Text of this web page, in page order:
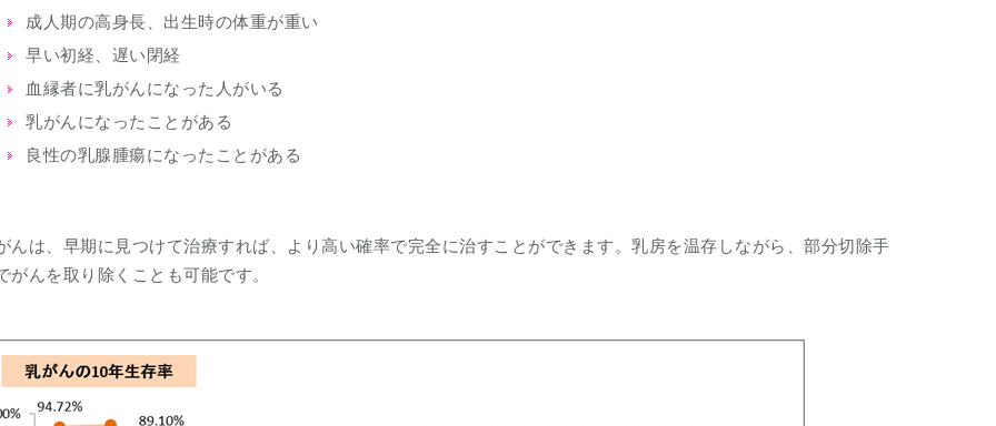
成人期の高身長、出生時の体重が重い
早い初経、遅い閉経
血縁者に乳がんになった人がいる
乳がんになったことがある
良性の乳腺腫瘍になったことがある
んは、早期に見つけて治療すれば、より高い確率で完全に治すことができます。乳房を温存しながら、部分切除手
がんを取り除くことも可能です。